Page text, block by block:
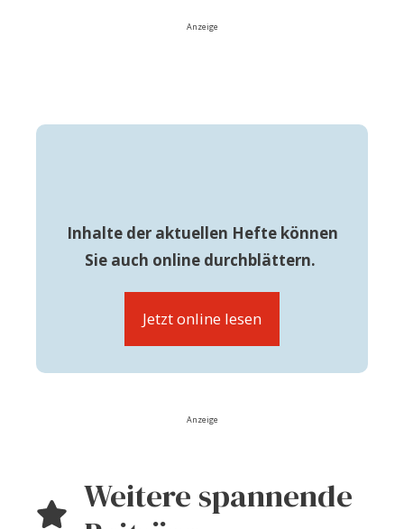
Anzeige
Inhalte der aktuellen Hefte können
Sie auch online durchblättern.
Jetzt online lesen
Anzeige
Weitere spannende